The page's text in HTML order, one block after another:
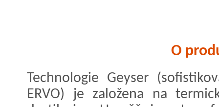
O
Technologie Geyser
ERVO) je založena na